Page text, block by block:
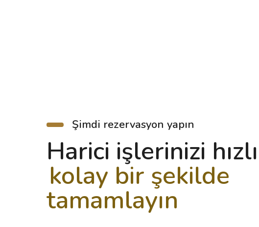
Şimdi rezervasyon yapın
Harici işlerinizi
kolay bir şekilde
tamamlayın